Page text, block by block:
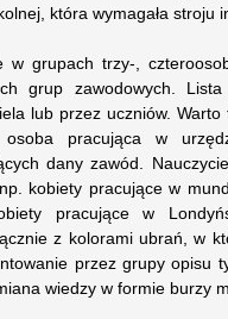
która wymagała stroju
w grupach trzy-,
grup zawodowych.
lub przez uczniów.
osoba pracująca w
dany zawód.
kobiety pracujące w
pracujące w
z kolorami ubrań, w
przez grupy opisu
wiedzy w formie burzy